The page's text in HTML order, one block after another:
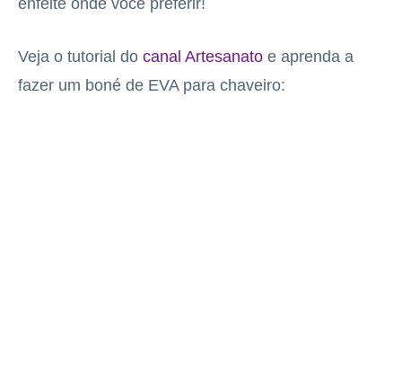
enfeite onde você preferir!
Veja o tutorial do canal Artesanato e aprenda a
fazer um boné de EVA para chaveiro: